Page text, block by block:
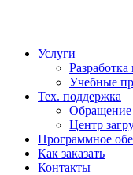
Услуги
Учебные
Тех. поддержка
Обращение
Центр
Программное
Как заказать
Контакты